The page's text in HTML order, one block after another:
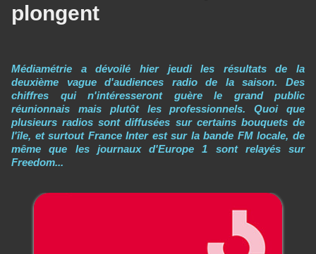
plongent
Médiamétrie a dévoilé hier jeudi les résultats de la
deuxième vague d'audiences radio de la saison. Des
chiffres qui n'intéresseront guère le grand public
réunionnais mais plutôt les professionnels. Quoi que
plusieurs radios sont diffusées sur certains bouquets de
l'île, et surtout France Inter est sur la bande FM locale, de
même que les journaux d'Europe 1 sont relayés sur
Freedom...